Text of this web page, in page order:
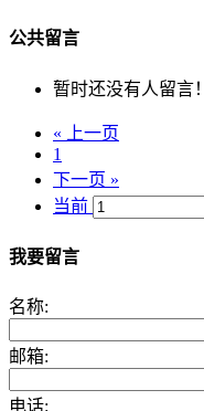
公共留言
暂时还没有人留言！
« 上一页
1
下一页 »
当前
我要留言
名称:
邮箱:
电话: